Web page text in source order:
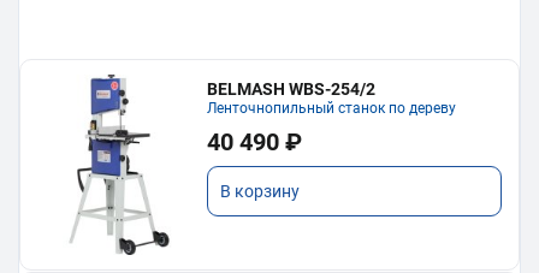
BELMASH WBS-254/2
Ленточнопильный станок по дереву
40 490 ₽
В корзину